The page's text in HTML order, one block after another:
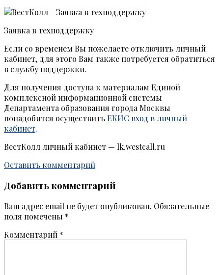
Заявка в техподдержку
Если со временем Вы пожелаете отключить личный
кабинет, для этого Вам также потребуется обратиться
в службу поддержки.
Для получения доступа к материалам Единой
комплексной информационной системы
Департамента образования города Москвы
понадобится осуществитьЕКИС вход в личный
кабинет.
ВестКолл личный кабинет — lk.westcall.ru
Оставить комментарий
Добавить комментарий
Ваш адрес email не будет опубликован. Обязательные
поля помечены *
Комментарий *